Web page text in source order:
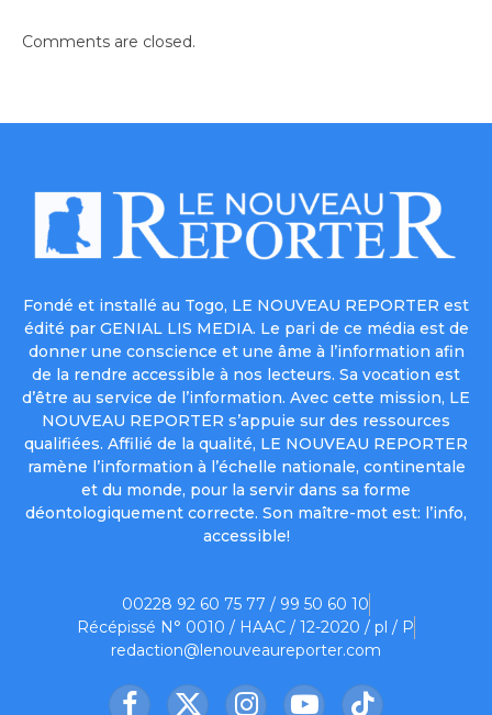
Comments are closed.
Fondé et installé au Togo, LE NOUVEAU REPORTER est
édité par GENIAL LIS MEDIA. Le pari de ce média est de
donner une conscience et une âme à l’information afin
de la rendre accessible à nos lecteurs. Sa vocation est
d’être au service de l’information. Avec cette mission, LE
NOUVEAU REPORTER s’appuie sur des ressources
qualifiées. Affilié de la qualité, LE NOUVEAU REPORTER
ramène l’information à l’échelle nationale, continentale
et du monde, pour la servir dans sa forme
déontologiquement correcte. Son maître-mot est: l’info,
accessible!
00228 92 60 75 77 / 99 50 60 10
Récépissé N° 0010 / HAAC / 12-2020 / pl / P
redaction@lenouveaureporter.com